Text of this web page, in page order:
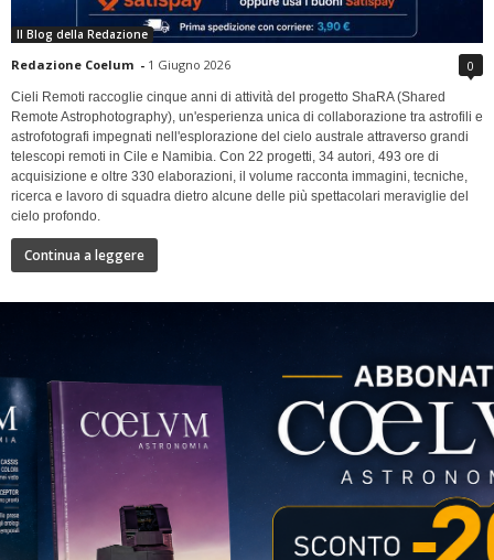
Il Blog della Redazione
Redazione Coelum - 1 Giugno 2026 0
Cieli Remoti raccoglie cinque anni di attività del progetto ShaRA (Shared
Remote Astrophotography), un'esperienza unica di collaborazione tra astrofili e
astrofotografi impegnati nell'esplorazione del cielo australe attraverso grandi
telescopi remoti in Cile e Namibia. Con 22 progetti, 34 autori, 493 ore di
acquisizione e oltre 330 elaborazioni, il volume racconta immagini, tecniche,
ricerca e lavoro di squadra dietro alcune delle più spettacolari meraviglie del
cielo profondo.
Continua a leggere